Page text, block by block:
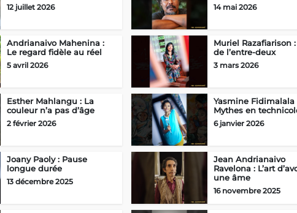
12 juillet 2026 14 mai 2026
Andrianaivo Mahenina :
Le regard fidèle au réel
5 avril 2026
Muriel Razafiarison :
de l’entre-deux
3 mars 2026
Esther Mahlangu : La
couleur n’a pas d’âge
2 février 2026
Yasmine Fidimalala
Mythes en
6 janvier 2026
Joany Paoly : Pause
longue durée
13 décembre 2025
Jean Andrianaivo
Ravelona : L’art
une âme
16 novembre 2025